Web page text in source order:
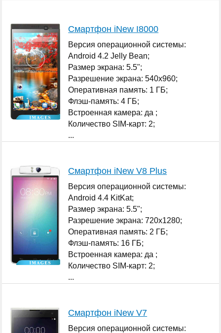
Смартфон iNew I8000
Версия операционной системы:
Android 4.2 Jelly Bean;
Размер экрана: 5.5";
Разрешение экрана: 540x960;
Оперативная память: 1 ГБ;
Флэш-память: 4 ГБ;
Встроенная камера: да ;
Количество SIM-карт: 2;
...
Смартфон iNew V8 Plus
Версия операционной системы:
Android 4.4 KitKat;
Размер экрана: 5.5";
Разрешение экрана: 720x1280;
Оперативная память: 2 ГБ;
Флэш-память: 16 ГБ;
Встроенная камера: да ;
Количество SIM-карт: 2;
...
Смартфон iNew V7
Версия операционной системы: